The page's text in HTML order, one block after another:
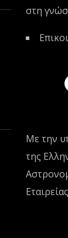
στη
Με την
της
Εταιρείας